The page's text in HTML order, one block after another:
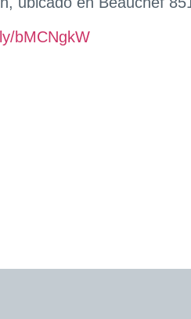
bMCNgkW